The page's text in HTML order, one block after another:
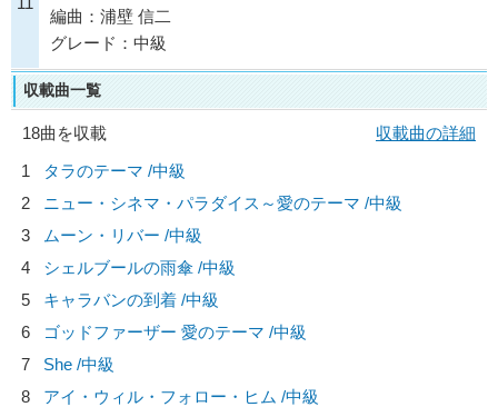
編曲：浦壁 信二
グレード：中級
収載曲一覧
18曲を収載
収載曲の詳細
1
タラのテーマ /中級
2
ニュー・シネマ・パラダイス～愛のテーマ /中級
3
ムーン・リバー /中級
4
シェルブールの雨傘 /中級
5
キャラバンの到着 /中級
6
ゴッドファーザー 愛のテーマ /中級
7
She /中級
8
アイ・ウィル・フォロー・ヒム /中級